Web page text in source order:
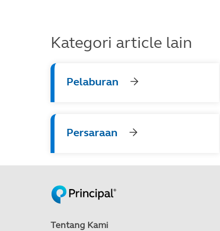
Kategori article lain
Pelaburan
Persaraan
Tentang Kami